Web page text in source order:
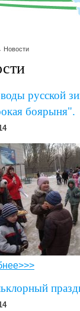
Новости
русской
боярыня".